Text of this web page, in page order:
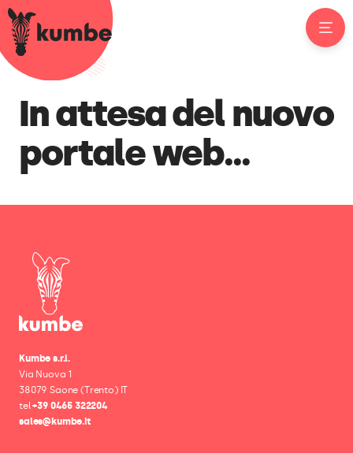
In attesa del nuovo
portale web...
Kumbe s.r.l.
Via Nuova 1
38079 Saone (Trento) IT
tel+39 0465 322204
sales@kumbe.it